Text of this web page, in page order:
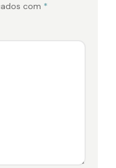
com *